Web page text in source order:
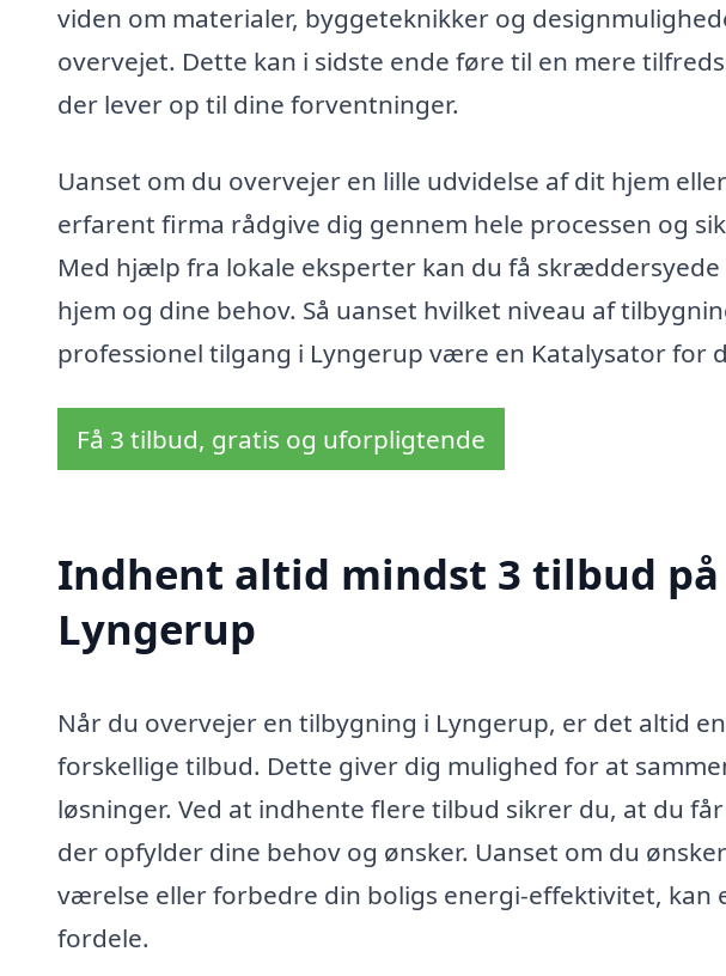
viden om materialer, byggeteknikker og
overvejet. Dette kan i sidste ende føre til en mere
der lever op til dine forventninger.
Uanset om du overvejer en lille udvidelse af dit hjem
erfarent firma rådgive dig gennem hele processen og
Med hjælp fra lokale eksperter kan du få
hjem og dine behov. Så uanset hvilket niveau af
professionel tilgang i Lyngerup være en Katalysator for
Få 3 tilbud, gratis og uforpligtende
Indhent altid mindst 3 tilbud
Lyngerup
Når du overvejer en tilbygning i Lyngerup, er det altid
forskellige tilbud. Dette giver dig mulighed for at
løsninger. Ved at indhente flere tilbud sikrer du, at du
der opfylder dine behov og ønsker. Uanset om du
værelse eller forbedre din boligs energi-effektivitet, kan
fordele.